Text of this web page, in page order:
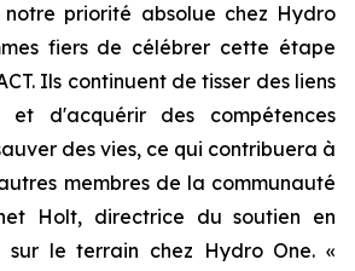
priorité absolue chez Hydro
fiers de célébrer cette étape
Ils continuent de tisser des liens
et d'acquérir des compétences
des vies, ce qui contribuera à
membres de la communauté
Holt, directrice du soutien en
sur le terrain chez Hydro One. «